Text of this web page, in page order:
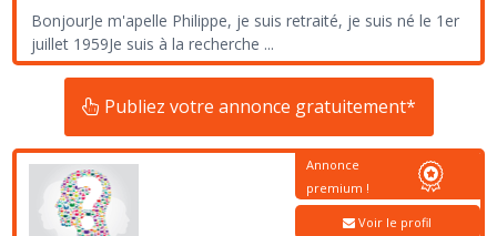
BonjourJe m'apelle Philippe, je suis retraité, je suis né le 1er
juillet 1959Je suis à la recherche ...
Publiez votre annonce gratuitement*
Annonce
premium !
Voir le profil